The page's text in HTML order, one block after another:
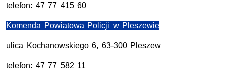
telefon: 47 77 415 60
Komenda Powiatowa Policji w Pleszewie
ulica Kochanowskiego 6, 63-300 Pleszew
telefon: 47 77 582 11